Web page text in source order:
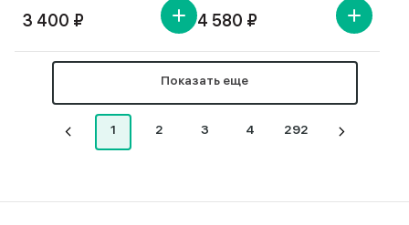
3 400 ₽ 4 580 ₽
Показать еще
1 2 3 4 292